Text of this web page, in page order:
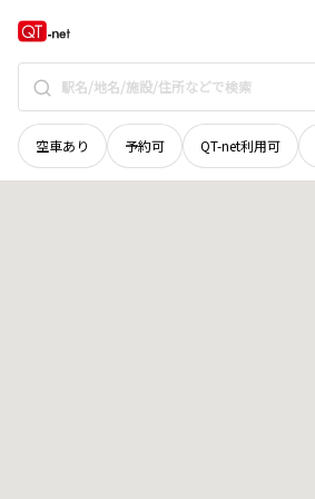
空車あり 予約可 QT-net利用可
山口県